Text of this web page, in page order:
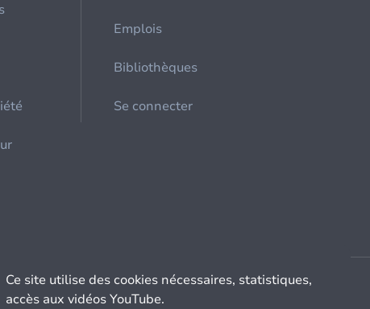
Emplois
Bibliothèques
Se connecter
Ce site utilise des cookies nécessaires, statistiques,
accès aux vidéos YouTube.